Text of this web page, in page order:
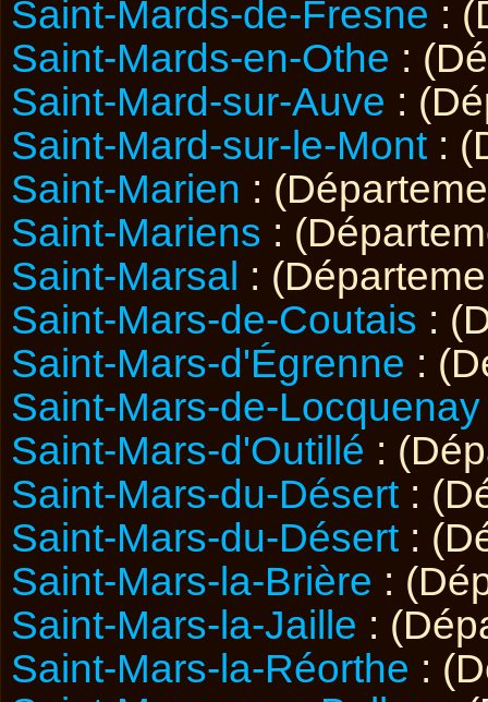
Saint-Mards-de-Fresne :
Saint-Mards-en-Othe :
Saint-Mard-sur-Auve :
Saint-Mard-sur-le-Mont :
Saint-Marien :
Saint-Mariens :
Saint-Marsal :
Saint-Mars-de-Coutais :
Saint-Mars-d'Égrenne :
Saint-Mars-de-Locquenay
Saint-Mars-d'Outillé :
Saint-Mars-du-Désert :
Saint-Mars-du-Désert :
Saint-Mars-la-Brière :
Saint-Mars-la-Jaille :
Saint-Mars-la-Réorthe :